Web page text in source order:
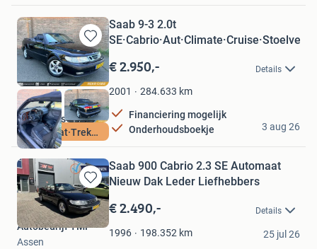
Bewaren
in
Mijn
Favorieten
Automaat·Trekhaak
Saab 9-3 2.0t
€ 2.950,- Details
2001 284.633 km
Financiering mogelijk
Onderhoudsboekje
HEKO Cars B.V.
Haaksbergen
3 aug 26
Bewaren
in
Mijn
Favorieten
Saab 900 Cabrio 2.3 SE Automaat
Nieuw Dak Leder Liefhebbers
€ 2.490,- Details
1996 198.352 km
Autobedrijf TMF
Assen
25 jul 26